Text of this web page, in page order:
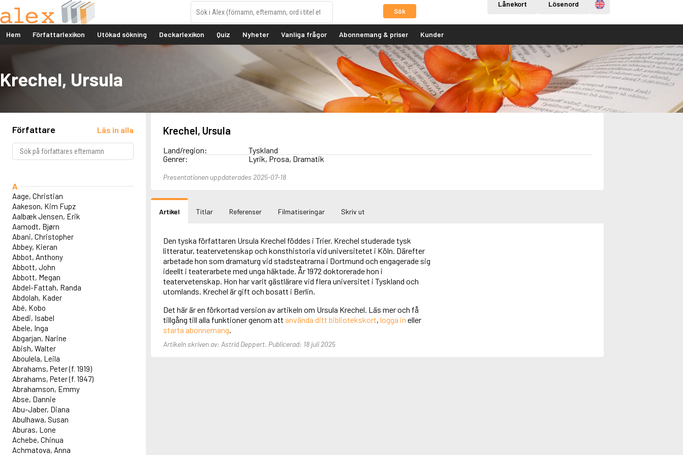
Sök
Lånekort Lösenord Engelska
Hem Författarlexikon Utökad sökning Deckarlexikon Quiz Nyheter Vanliga frågor Abonnemang & priser Kunder
Krechel, Ursula
Författare Läs in alla
A
Aage, Christian
Aakeson, Kim Fupz
Aalbæk Jensen, Erik
Aamodt, Bjørn
Abani, Christopher
Abbey, Kieran
Abbot, Anthony
Abbott, John
Abbott, Megan
Abdel-Fattah, Randa
Abdolah, Kader
Abé, Kobo
Abedi, Isabel
Abele, Inga
Abgarjan, Narine
Abish, Walter
Aboulela, Leila
Abrahams, Peter (f. 1919)
Abrahams, Peter (f. 1947)
Abrahamson, Emmy
Abse, Dannie
Abu-Jaber, Diana
Abulhawa, Susan
Aburas, Lone
Achebe, Chinua
Achmatova, Anna
Krechel, Ursula
Land/region:
Tyskland
Genrer:
Lyrik, Prosa, Dramatik
Presentationen uppdaterades 2025-07-18
Artikel Titlar Referenser Filmatiseringar Skriv ut
Den tyska författaren Ursula Krechel föddes i Trier. Krechel studerade tysk
litteratur, teatervetenskap och konsthistoria vid universitetet i Köln. Därefter
arbetade hon som dramaturg vid stadsteatrarna i Dortmund och engagerade sig
ideellt i teaterarbete med unga häktade. År 1972 doktorerade hon i
teatervetenskap. Hon har varit gästlärare vid flera universitet i Tyskland och
utomlands. Krechel är gift och bosatt i Berlin.
Det här är en förkortad version av artikeln om Ursula Krechel. Läs mer och få
tillgång till alla funktioner genom att använda ditt bibliotekskort, logga in eller
starta abonnemang.
Artikeln skriven av: Astrid Deppert. Publicerad: 18 juli 2025